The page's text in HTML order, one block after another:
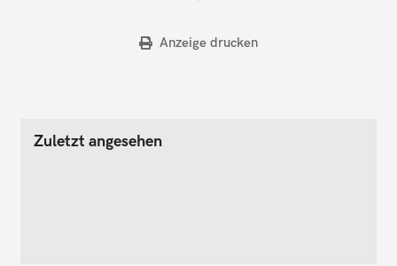
Anzeige drucken
Zuletzt angesehen